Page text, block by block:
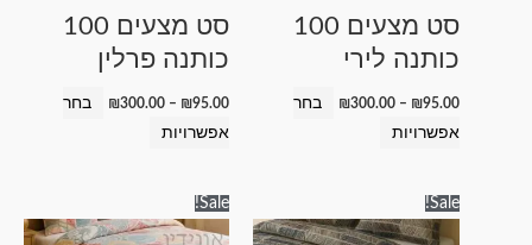
סט מצעים 100
כותנה לירי
₪95.00
–
₪300.00
בחר
אפשרויות
את
האפשרויות
סט מצעים 100
כותנה פרלין
₪95.00
–
₪300.00
בחר
אפשרויות
את
האפשרויות
Sale!
מחירים:
⁦₪95.00⁩
זה
Sale!
מחירים:
⁦₪95.00⁩
זה